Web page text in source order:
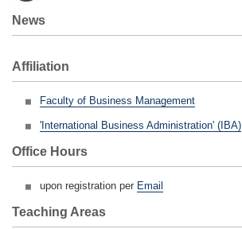
News
Previous
Affiliation
Faculty of Business Management
'International Business Administration' (IBA)
Office Hours
upon registration per Email
Teaching Areas